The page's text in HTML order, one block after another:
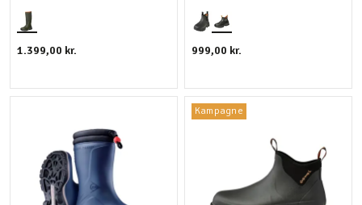
1.399,00 kr. 999,00 kr.
Kampagne